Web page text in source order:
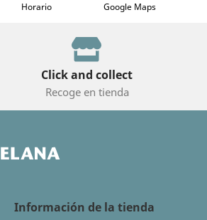
Horario Google Maps
Click and collect
Recoge en tienda
Información de la tienda